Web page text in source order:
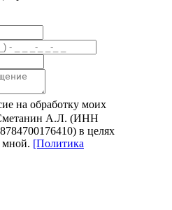
на обработку моих
А.Л. (ИНН
в целях
мной. [Политика